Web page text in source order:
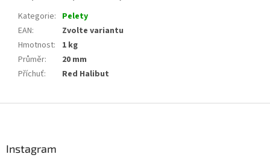
Kategorie: Pelety
EAN:
Zvolte variantu
Hmotnost:
1 kg
Průměr:
20 mm
Příchuť: Red Halibut
Instagram